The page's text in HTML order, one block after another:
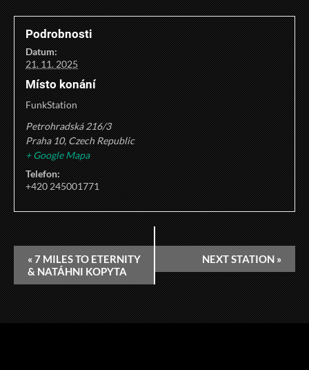
Podrobnosti
Datum:
21. 11. 2025
Místo konání
FunkStation
Petrohradská 216/3
Praha 10,Czech Republic
+ Google Mapa
Telefon:
+420 245001771
« 7 MILES TO ETERNITY
& NATÁHNI KOPYTA
NEXT STATION »